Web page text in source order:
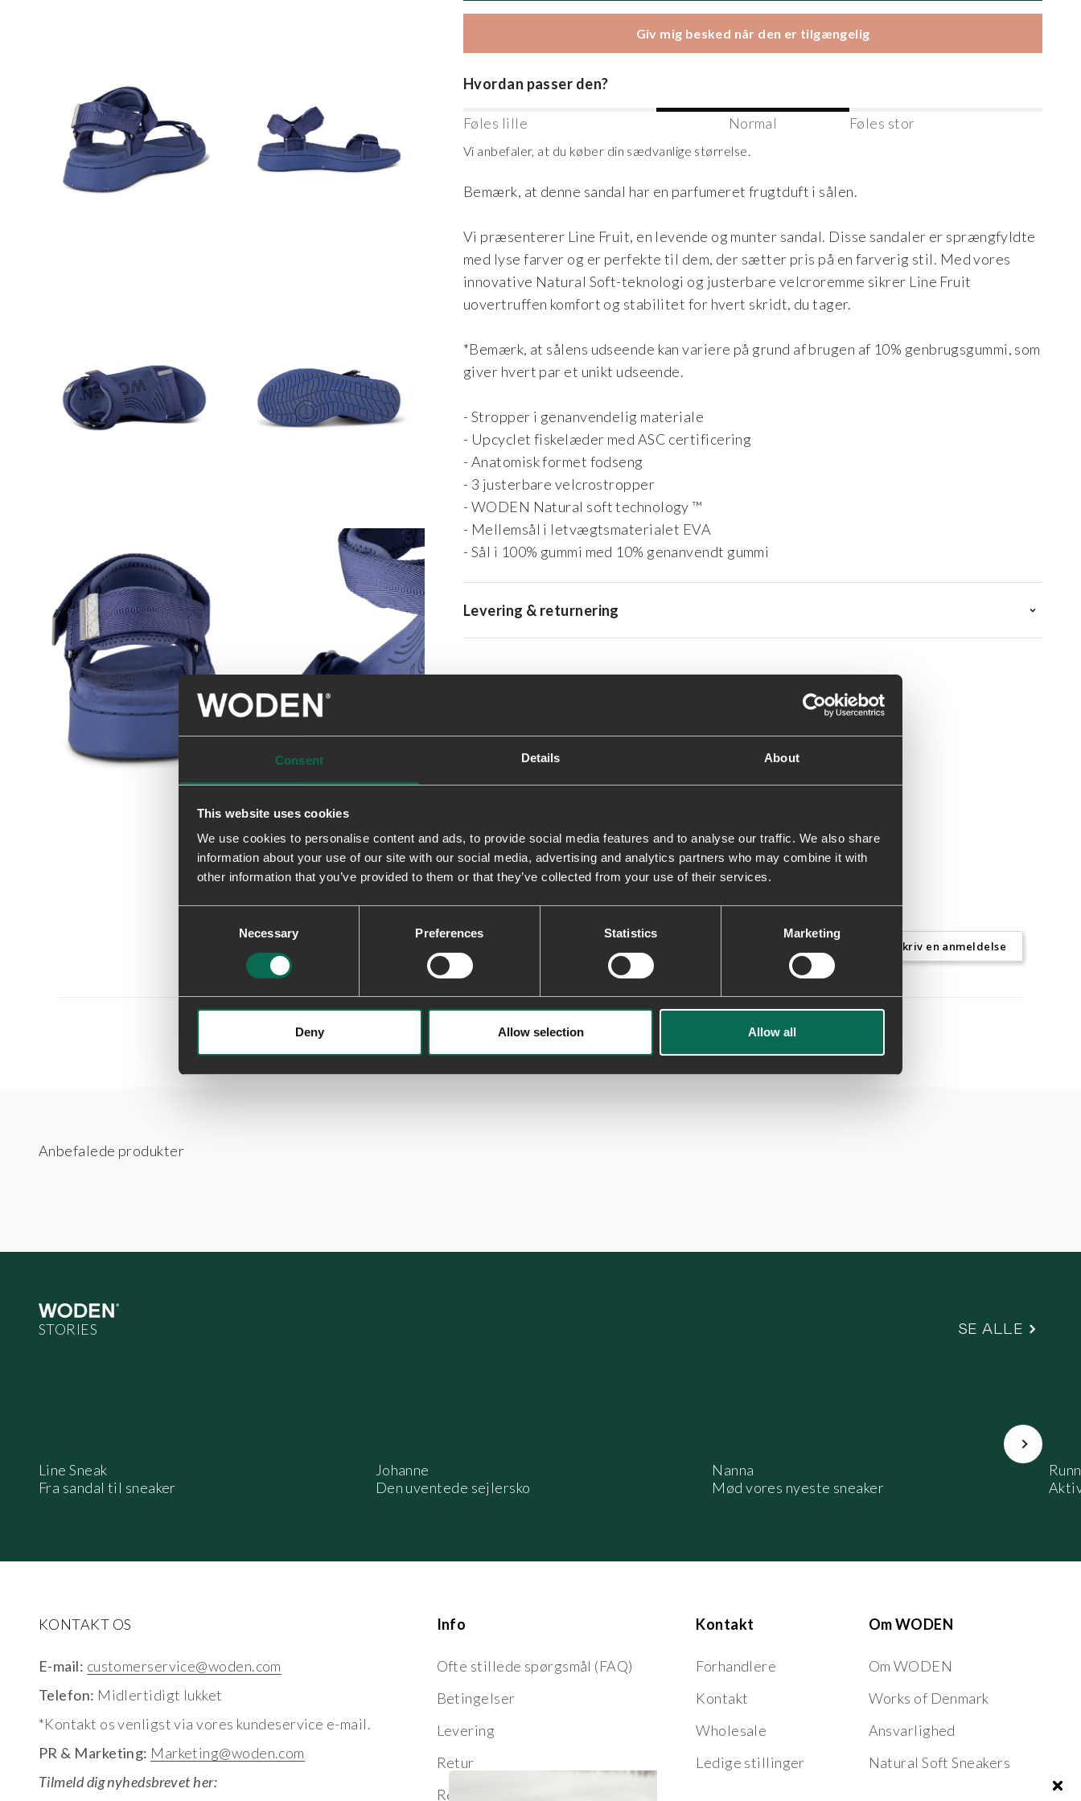
Consent Details About
This website uses cookies
We use cookies to personalise content and ads, to provide social media features and to analyse our traffic. We also share
information about your use of our site with our social media, advertising and analytics partners who may combine it with
other information that you’ve provided to them or that they’ve collected from your use of their services.
Necessary Preferences Statistics Marketing
Deny Allow selection Allow all
Giv mig besked når den er tilgængelig
Hvordan passer den?
Føles lille Normal Føles stor
Vi anbefaler, at du køber din sædvanlige størrelse.
Bemærk, at denne sandal har en parfumeret frugtduft i sålen.
Vi præsenterer Line Fruit, en levende og munter sandal. Disse sandaler er sprængfyldte
med lyse farver og er perfekte til dem, der sætter pris på en farverig stil. Med vores
innovative Natural Soft-teknologi og justerbare velcroremme sikrer Line Fruit
uovertruffen komfort og stabilitet for hvert skridt, du tager.
*Bemærk, at sålens udseende kan variere på grund af brugen af 10% genbrugsgummi, som
giver hvert par et unikt udseende.
- Stropper i genanvendelig materiale
- Upcyclet fiskelæder med ASC certificering
- Anatomisk formet fodseng
- 3 justerbare velcrostropper
- WODEN Natural soft technology ™
- Mellemsål i letvægtsmaterialet EVA
- Sål i 100% gummi med 10% genanvendt gummi
Levering & returnering
Skriv en anmeldelse
SE ALLE
Line Sneak
Fra sandal til sneaker
Johanne
Den uventede sejlersko
Nanna
Mød vores nyeste sneaker
Næste
KONTAKT OS
E-mail: customerservice@woden.com
Telefon: Midlertidigt lukket
*Kontakt os venligst via vores kundeservice e-mail.
PR & Marketing: Marketing@woden.com
Tilmeld dig nyhedsbrevet her:
Info
Ofte stillede spørgsmål (FAQ)
Betingelser
Levering
Retur
Reklamation
Kontakt
Forhandlere
Kontakt
Wholesale
Ledige stillinger
Om WODEN
Om WODEN
Works of Denmark
Ansvarlighed
Natural Soft Sneakers